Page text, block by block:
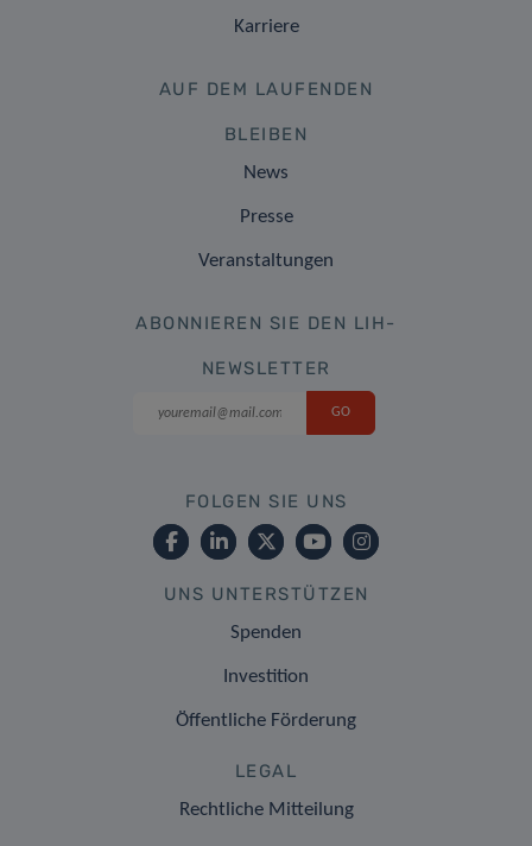
Karriere
AUF DEM LAUFENDEN
BLEIBEN
News
Presse
Veranstaltungen
ABONNIEREN SIE DEN LIH-
NEWSLETTER
FOLGEN SIE UNS
UNS UNTERSTÜTZEN
Spenden
Investition
Öffentliche Förderung
LEGAL
Rechtliche Mitteilung